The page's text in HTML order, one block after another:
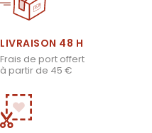
LIVRAISON 48 H
Frais de port offert
à partir de 45 €